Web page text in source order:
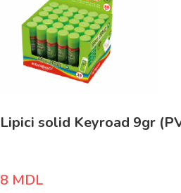
Lipici solid Keyroad 9gr
8 MDL